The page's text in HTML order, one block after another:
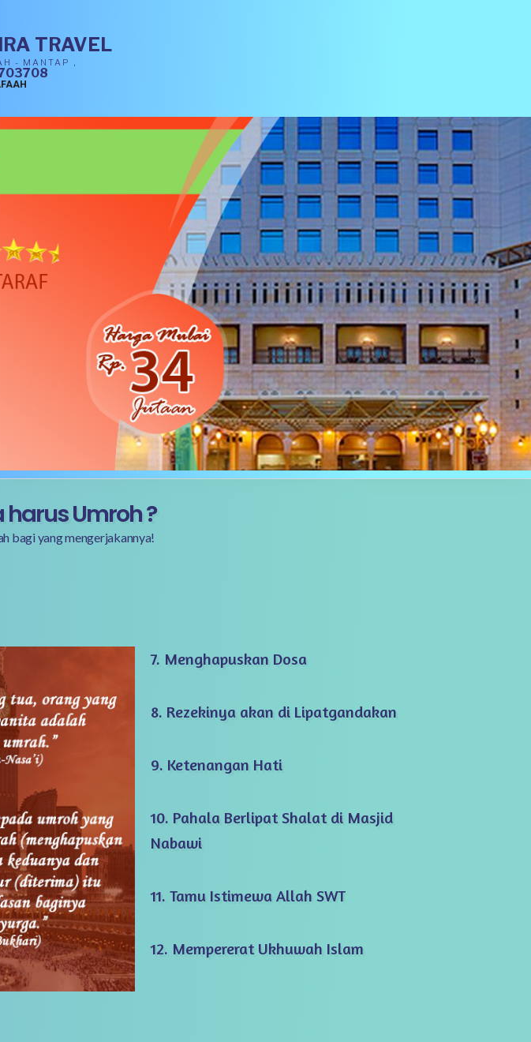
TRAVEL
- MANTAP ,
Umroh ?
bagi yang mengerjakannya!
7. Menghapuskan Dosa
8. Rezekinya akan di Lipatgandakan
9. Ketenangan Hati
10. Pahala Berlipat Shalat di Masjid
Nabawi
11. Tamu Istimewa Allah SWT
12. Mempererat Ukhuwah Islam